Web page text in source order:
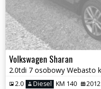
Volkswagen Sharan
2.0 Diesel KM 140 2012